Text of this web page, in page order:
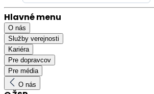
Hlavné menu
O nás
Služby verejnosti
Kariéra
Pre dopravcov
Pre média
O nás